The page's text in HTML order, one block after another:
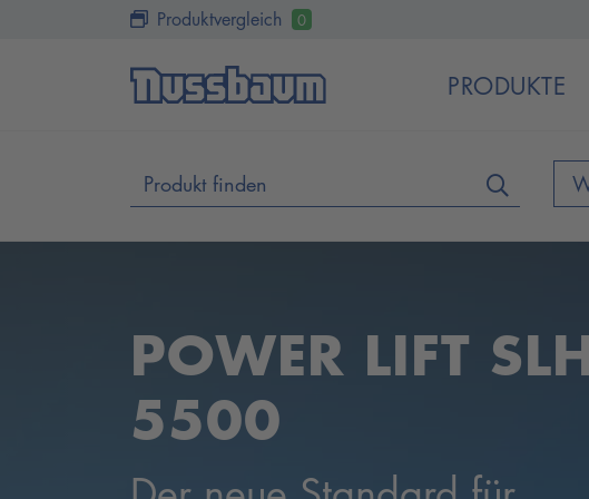
Produktvergleich 0
PRODUKTE
DAS ORIGINAL
Kurzhub-Scherenhebebühne
SPRINTER - schnell & mobil!